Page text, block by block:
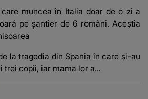
muncea în Italia doar de o zi a
pe şantier de 6 români. Aceștia
la tragedia din Spania în care și-au
trei copii, iar mama lor a…